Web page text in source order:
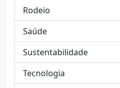
Rodeio
Saúde
Sustentabilidade
Tecnologia